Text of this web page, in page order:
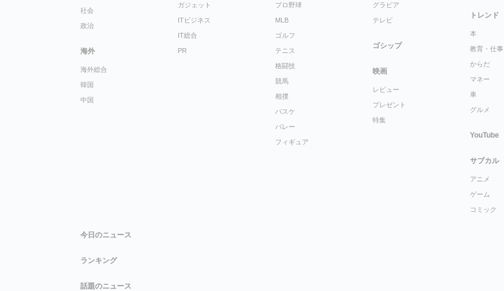
社会
政治
海外
海外総合
韓国
中国
ガジェット
ITビジネス
IT総合
PR
プロ野球
MLB
ゴルフ
テニス
格闘技
競馬
相撲
バスケ
バレー
フィギュア
グラビア
テレビ
ゴシップ
映画
レビュー
プレゼント
特集
トレンド
本
教育・仕事
からだ
マネー
車
グルメ
YouTube
サブカル
アニメ
ゲーム
コミック
今日のニュース
ランキング
話題のニュース